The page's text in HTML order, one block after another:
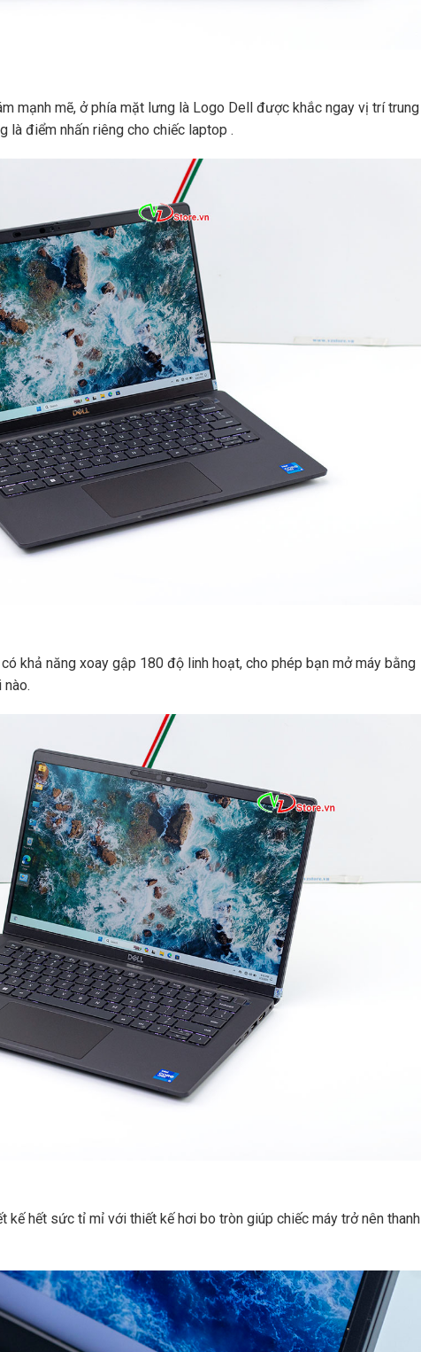
mạnh mẽ, ở phía mặt lưng là Logo Dell được khắc ngay vị trí trung
là điểm nhấn riêng cho chiếc laptop .
khả năng xoay gập 180 độ linh hoạt, cho phép bạn mở máy bằng
kế hết sức tỉ mỉ với thiết kế hơi bo tròn giúp chiếc máy trở nên thanh